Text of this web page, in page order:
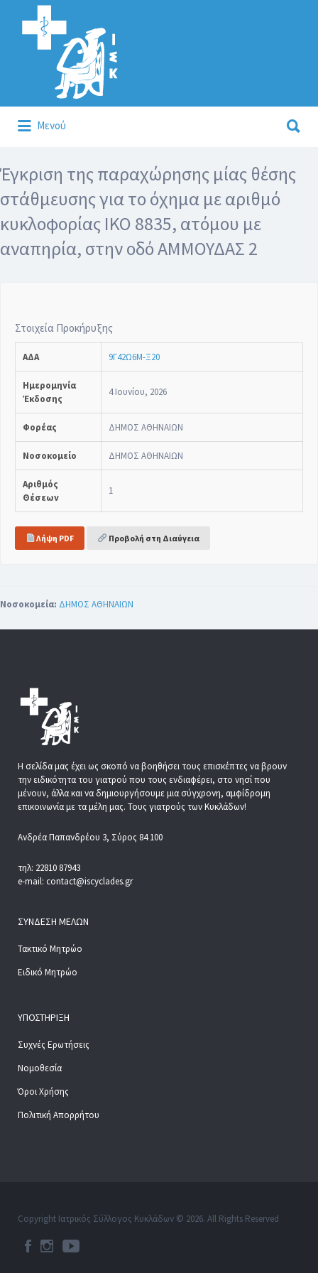
Αναζήτηση
για:
Μενού
για:
Έγκριση της παραχώρησης μίας θέσης
στάθμευσης για το όχημα με αριθμό
κυκλοφορίας ΙΚΟ 8835, ατόμου με
αναπηρία, στην οδό ΑΜΜΟΥΔΑΣ 2
Στοιχεία Προκήρυξης
ΑΔΑ 9Γ42Ω6Μ-Ξ20
Ημερομηνία
Έκδοσης
4 Ιουνίου, 2026
Φορέας ΔΗΜΟΣ ΑΘΗΝΑΙΩΝ
Νοσοκομείο ΔΗΜΟΣ ΑΘΗΝΑΙΩΝ
Αριθμός
Θέσεων
1
Λήψη PDF Προβολή στη Διαύγεια
Νοσοκομεία: ΔΗΜΟΣ ΑΘΗΝΑΙΩΝ
Η σελίδα μας έχει ως σκοπό να βοηθήσει τους επισκέπτες να βρουν
την ειδικότητα του γιατρού που τους ενδιαφέρει, στο νησί που
μένουν, άλλα και να δημιουργήσουμε μια σύγχρονη, αμφίδρομη
επικοινωνία με τα μέλη μας. Τους γιατρούς των Κυκλάδων!
Ανδρέα Παπανδρέου 3, Σύρος 84 100
τηλ: 22810 87943
e-mail: contact@iscyclades.gr
ΣΎΝΔΕΣΗ ΜΕΛΏΝ
Τακτικό Μητρώο
Ειδικό Μητρώο
ΥΠΟΣΤΉΡΙΞΗ
Συχνές Ερωτήσεις
Νομοθεσία
Όροι Χρήσης
Πολιτική Απορρήτου
Copyright Ιατρικός Σύλλογος Κυκλάδων © 2026. All Rights Reserved